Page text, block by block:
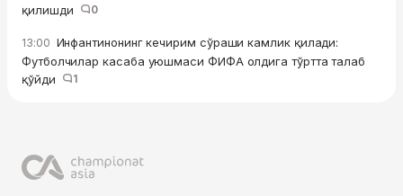
қилишди
0
13:00 Инфантинонинг кечирим сўраши камлик қилади:
Футболчилар касаба уюшмаси ФИФА олдига тўртта талаб
қўйди
1